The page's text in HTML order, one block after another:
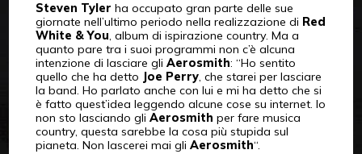
Steven Tyler ha occupato gran parte delle sue
giornate nell’ultimo periodo nella realizzazione di Red
White & You, album di ispirazione country. Ma a
quanto pare tra i suoi programmi non c’è alcuna
intenzione di lasciare gli Aerosmith: “Ho sentito
quello che ha detto Joe Perry, che starei per lasciare
la band. Ho parlato anche con lui e mi ha detto che si
è fatto quest’idea leggendo alcune cose su internet. Io
non sto lasciando gli Aerosmith per fare musica
country, questa sarebbe la cosa più stupida sul
pianeta. Non lascerei mai gli Aerosmith“.